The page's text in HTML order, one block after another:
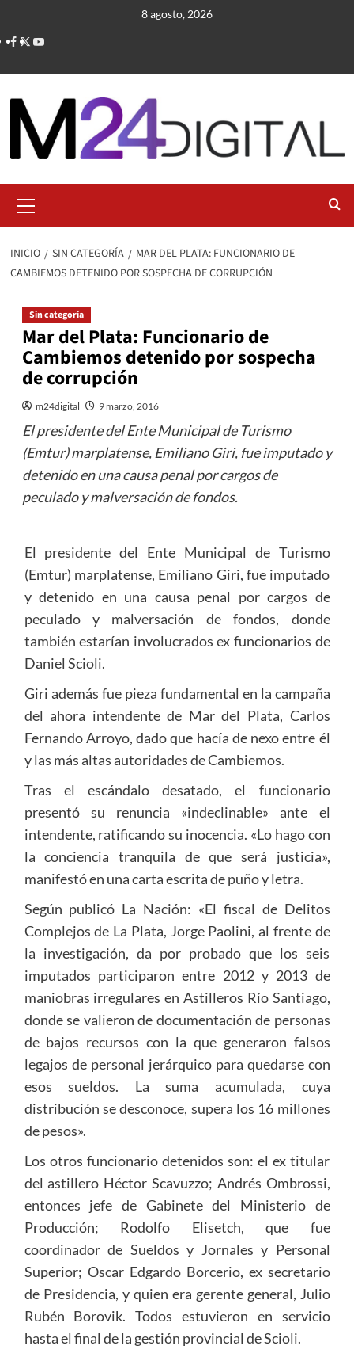
contenido
8 agosto, 2026
primario
INICIO SIN CATEGORÍA
MAR DEL PLATA: FUNCIONARIO DE
CAMBIEMOS DETENIDO POR SOSPECHA DE CORRUPCIÓN
Sin categoría
Mar del Plata: Funcionario de
Cambiemos detenido por sospecha
de corrupción
m24digital 9 marzo, 2016
El presidente del Ente Municipal de Turismo
(Emtur) marplatense, Emiliano Giri, fue imputado y
detenido en una causa penal por cargos de
peculado y malversación de fondos.
El presidente del Ente Municipal de Turismo
(Emtur) marplatense, Emiliano Giri, fue imputado
y detenido en una causa penal por cargos de
peculado y malversación de fondos, donde
también estarían involucrados ex funcionarios de
Daniel Scioli.
Giri además fue pieza fundamental en la campaña
del ahora intendente de Mar del Plata, Carlos
Fernando Arroyo, dado que hacía de nexo entre él
y las más altas autoridades de Cambiemos.
Tras el escándalo desatado, el funcionario
presentó su renuncia «indeclinable» ante el
intendente, ratificando su inocencia. «Lo hago con
la conciencia tranquila de que será justicia»,
manifestó en una carta escrita de puño y letra.
Según publicó La Nación: «El fiscal de Delitos
Complejos de La Plata, Jorge Paolini, al frente de
la investigación, da por probado que los seis
imputados participaron entre 2012 y 2013 de
maniobras irregulares en Astilleros Río Santiago,
donde se valieron de documentación de personas
de bajos recursos con la que generaron falsos
legajos de personal jerárquico para quedarse con
esos sueldos. La suma acumulada, cuya
distribución se desconoce, supera los 16 millones
de pesos».
Los otros funcionario detenidos son: el ex titular
del astillero Héctor Scavuzzo; Andrés Ombrossi,
entonces jefe de Gabinete del Ministerio de
Producción; Rodolfo Elisetch, que fue
coordinador de Sueldos y Jornales y Personal
Superior; Oscar Edgardo Borcerio, ex secretario
de Presidencia, y quien era gerente general, Julio
Rubén Borovik. Todos estuvieron en servicio
hasta el final de la gestión provincial de Scioli.